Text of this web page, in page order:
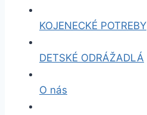
KOJENECKÉ POTREBY
DETSKÉ ODRÁŽADLÁ
O nás